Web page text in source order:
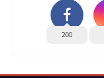
200